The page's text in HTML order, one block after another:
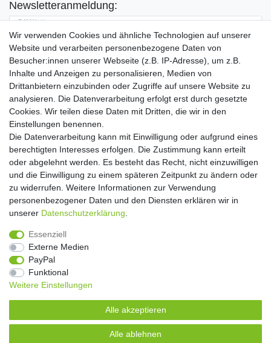
Newsletteranmeldung:
E-MAIL **
Hiermit bestätige ich, dass ich die Daten­schutz­erklärung
Einwilligung kann ich jederzeit widerrufen.**
Abonnieren
** Hierbei handelt es sich um ein Pflichtfeld.
Widerrufs­recht Widerrufs­formular Impressum
Daten­schutz­erklärung AGB Kontakt
Wir verwenden Cookies und ähnliche Technologien auf unserer
Website und verarbeiten personenbezogene Daten von
Besucher:innen unserer Webseite (z.B. IP-Adresse), um z.B.
Inhalte und Anzeigen zu personalisieren, Medien von
Drittanbietern einzubinden oder Zugriffe auf unsere Website zu
analysieren. Die Datenverarbeitung erfolgt erst durch gesetzte
Cookies. Wir teilen diese Daten mit Dritten, die wir in den
Einstellungen benennen.
Die Datenverarbeitung kann mit Einwilligung oder aufgrund eines
berechtigten Interesses erfolgen. Die Zustimmung kann erteilt
oder abgelehnt werden. Es besteht das Recht, nicht einzuwilligen
und die Einwilligung zu einem späteren Zeitpunkt zu ändern oder
zu widerrufen. Weitere Informationen zur Verwendung
personenbezogener Daten und den Diensten erklären wir in
unserer Daten­schutz­erklärung
Essenziell
Externe Medien
PayPal
Funktional
Weitere Einstellungen
Alle akzeptieren
Alle ablehnen
Copyright 2016 | Dekushop.de | Alle Rechte vorbehalten. |
Angebote gelten nur für Industrie, Handel, Handwerk und
Widerrufs­recht
Daten­schutz­erklärung AGB Kontakt